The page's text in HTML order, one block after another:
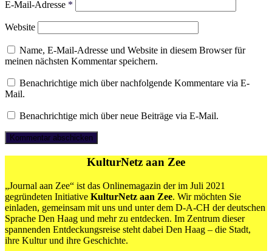
E-Mail-Adresse *
Website
Name, E-Mail-Adresse und Website in diesem Browser für
meinen nächsten Kommentar speichern.
Benachrichtige mich über nachfolgende Kommentare via E-
Mail.
Benachrichtige mich über neue Beiträge via E-Mail.
KulturNetz aan Zee
„Journal aan Zee“ ist das Onlinemagazin der im Juli 2021
gegründeten Initiative KulturNetz aan Zee. Wir möchten Sie
einladen, gemeinsam mit uns und unter dem D-A-CH der deutschen
Sprache Den Haag und mehr zu entdecken. Im Zentrum dieser
spannenden Entdeckungsreise steht dabei Den Haag – die Stadt,
ihre Kultur und ihre Geschichte.